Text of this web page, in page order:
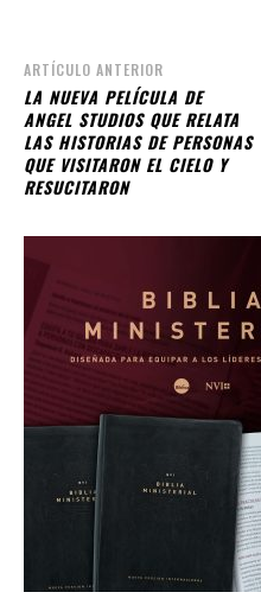
ARTÍCULO ANTERIOR
LA NUEVA PELÍCULA DE
ANGEL STUDIOS QUE RELATA
LAS HISTORIAS DE PERSONAS
QUE VISITARON EL CIELO Y
RESUCITARON